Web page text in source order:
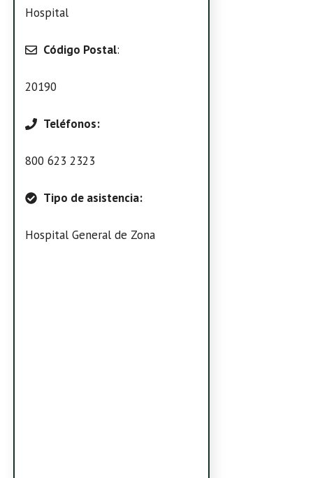
Hospital
Código Postal:
20190
Teléfonos:
800 623 2323
Tipo de asistencia:
Hospital General de Zona